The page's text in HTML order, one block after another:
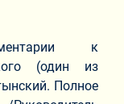
к
(один из
Полное